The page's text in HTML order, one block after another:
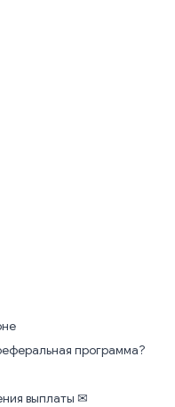
программа?
выплаты ✉